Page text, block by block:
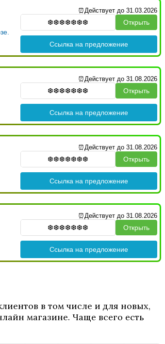
⏰Действует до 31.03.2026
Открыть
Ссылка на предложение
⏰Действует до 31.08.2026
Открыть
Ссылка на предложение
⏰Действует до 31.08.2026
Открыть
Ссылка на предложение
⏰Действует до 31.08.2026
Открыть
Ссылка на предложение
в том числе и для новых,
магазине. Чаще всего есть